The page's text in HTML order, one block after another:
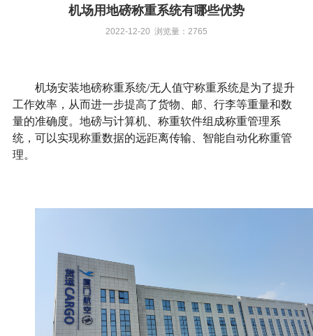
机场用地磅称重系统有哪些优势
2022-12-20 浏览量：2765
机场安装地磅称重系统/无人值守称重系统是为了提升
工作效率，从而进一步提高了货物、邮、行李等重量和数
量的准确度。地磅与计算机、称重软件组成称重管理系
统，可以实现称重数据的远距离传输、智能自动化称重管
理。